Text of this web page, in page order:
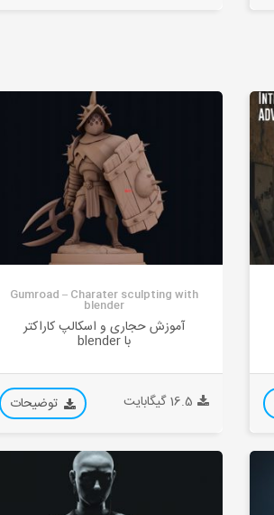
Gumroad – Charater sculpting with
blender
آموزش حجاری و اسکالپ کاراکتر
با blender
16.5 گیگابایت توضیحات